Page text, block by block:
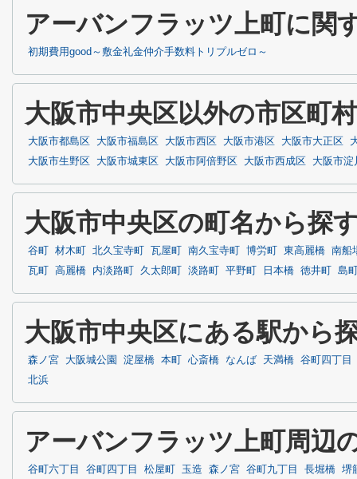
アーバンフラッツ上町に関
初期費用good～敷金礼金仲介手数料トリプルゼロ～
大阪市中央区以外の市区町
大阪市都島区 大阪市福島区 大阪市西区 大阪市港区 大阪市大正区
大阪市生野区
大阪市城東区 大阪市阿倍野区 大阪市西成区 大阪市淀
大阪市中央区の町名から探
谷町 材木町 北久宝寺町 瓦屋町 南久宝寺町 博労町 東高麗橋 南船
瓦町
高麗橋 内淡路町 久太郎町 淡路町 平野町 日本橋 徳井町 島
大阪市中央区にある駅から
森ノ宮 大阪城公園 淀屋橋 本町 心斎橋 なんば 天満橋 谷町四丁目
北浜
アーバンフラッツ上町周辺
谷町六丁目 谷町四丁目 松屋町 玉造 森ノ宮 谷町九丁目 長堀橋 堺